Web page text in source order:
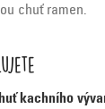
chuť ramen.
kachního